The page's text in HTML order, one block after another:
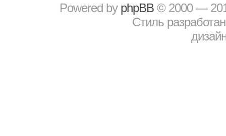
Powered by рhрBВ © 2000 —
Стиль